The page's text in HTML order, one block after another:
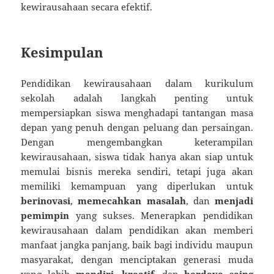
kewirausahaan secara efektif.
Kesimpulan
Pendidikan kewirausahaan dalam kurikulum
sekolah adalah langkah penting untuk
mempersiapkan siswa menghadapi tantangan masa
depan yang penuh dengan peluang dan persaingan.
Dengan mengembangkan keterampilan
kewirausahaan, siswa tidak hanya akan siap untuk
memulai bisnis mereka sendiri, tetapi juga akan
memiliki kemampuan yang diperlukan untuk
berinovasi,memecahkan masalah, dan menjadi
pemimpin yang sukses. Menerapkan pendidikan
kewirausahaan dalam pendidikan akan memberi
manfaat jangka panjang, baik bagi individu maupun
masyarakat, dengan menciptakan generasi muda